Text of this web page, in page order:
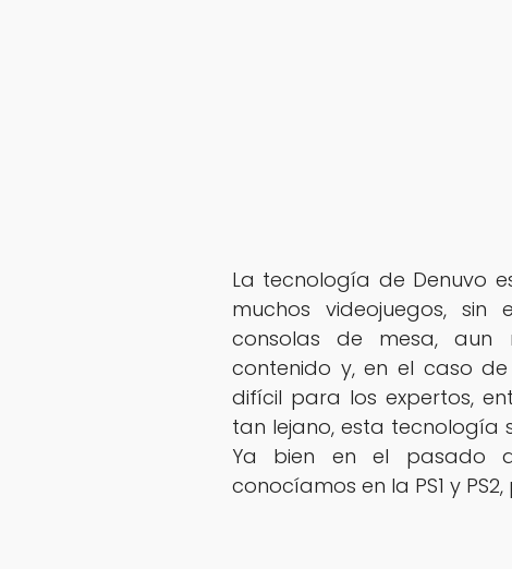
La tecnología de Denuvo
muchos videojuegos,
consolas de mesa, aun
contenido y, en el caso
difícil para los expertos,
tan lejano, esta tecnología
Ya bien en el pasado
conocíamos en la PS1 y